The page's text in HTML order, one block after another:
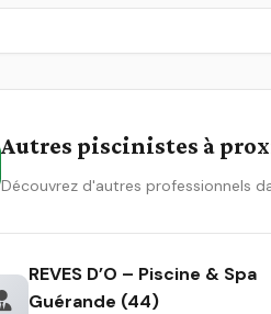
Autres piscinistes à
Découvrez d'autres professionnels
REVES D’O – Piscine & Spa
Guérande (44)